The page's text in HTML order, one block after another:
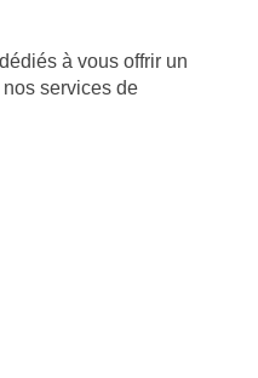
à vous offrir un
services de